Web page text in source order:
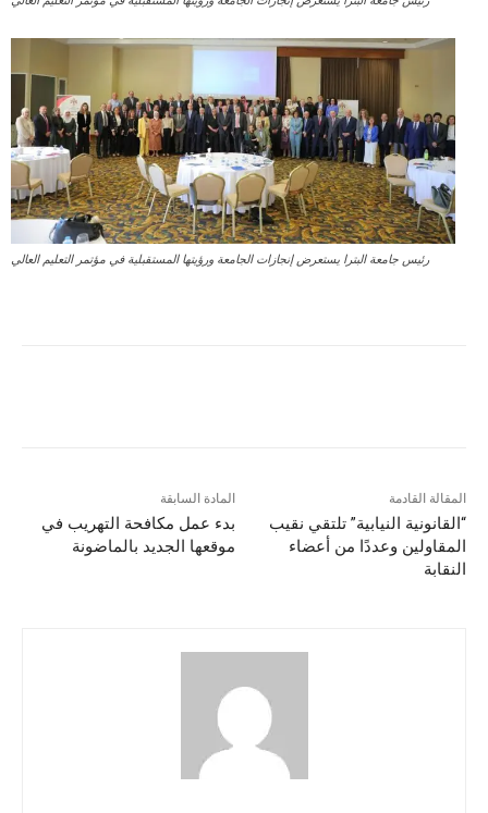
رئيس جامعة البترا يستعرض إنجازات الجامعة ورؤيتها المستقبلية في مؤتمر التعليم العالي
المادة السابقة
بدء عمل مكافحة التهريب في
موقعها الجديد بالماضونة
المقالة القادمة
“القانونية النيابية” تلتقي نقيب
المقاولين وعددًا من أعضاء
النقابة